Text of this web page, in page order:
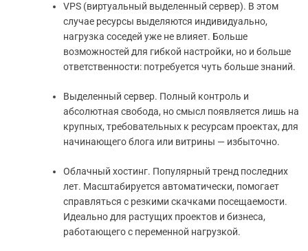
VPS (виртуальный выделенный сервер). В этом
случае ресурсы выделяются индивидуально,
нагрузка соседей уже не влияет. Больше
возможностей для гибкой настройки, но и больше
ответственности: потребуется чуть больше знаний.
Выделенный сервер. Полный контроль и
абсолютная свобода, но смысл появляется лишь на
крупных, требовательных к ресурсам проектах, для
начинающего блога или витрины — избыточно.
Облачный хостинг. Популярный тренд последних
лет. Масштабируется автоматически, помогает
справляться с резкими скачками посещаемости.
Идеально для растущих проектов и бизнеса,
работающего с переменной нагрузкой.